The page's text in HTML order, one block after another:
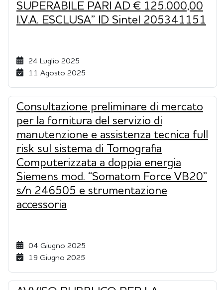
SUPERABILE PARI AD € 125.000,00
I.V.A. ESCLUSA” ID Sintel 205341151
24 Luglio 2025
11 Agosto 2025
Consultazione preliminare di mercato
per la fornitura del servizio di
manutenzione e assistenza tecnica full
risk sul sistema di Tomografia
Computerizzata a doppia energia
Siemens mod. “Somatom Force VB20”
s/n 246505 e strumentazione
accessoria
04 Giugno 2025
19 Giugno 2025